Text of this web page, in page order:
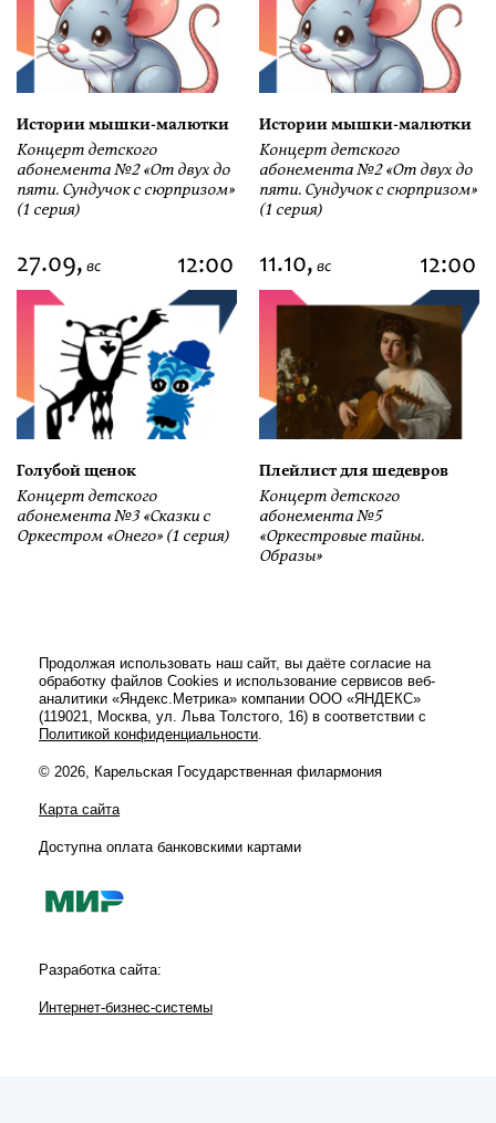
Истории мышки-малютки
Концерт детского
абонемента №2 «От двух до
пяти. Сундучок с сюрпризом»
(1 серия)
Истории мышки-малютки
Концерт детского
абонемента №2 «От двух до
пяти. Сундучок с сюрпризом»
(1 серия)
27.09, вс 12:00
Голубой щенок
Концерт детского
абонемента №3 «Сказки с
Оркестром «Онего» (1 серия)
11.10, вс 12:00
Плейлист для шедевров
Концерт детского
абонемента №5
«Оркестровые тайны.
Образы»
Продолжая использовать наш сайт, вы даёте согласие на
обработку файлов Cookies и использование сервисов веб-
аналитики «Яндекс.Метрика» компании ООО «ЯНДЕКС»
(119021, Москва, ул. Льва Толстого, 16) в соответствии с
Политикой конфиденциальности.
© 2026, Карельская Государственная филармония
Карта сайта
Доступна оплата банковскими картами
Разработка сайта:
Интернет-бизнес-системы